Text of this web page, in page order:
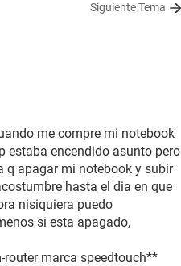
Siguiente Tema
me compre mi notebook
estaba encendido asunto pero
q apagar mi notebook y subir
hasta el dia en que
nisiquiera puedo
si esta apagado,
marca speedtouch**